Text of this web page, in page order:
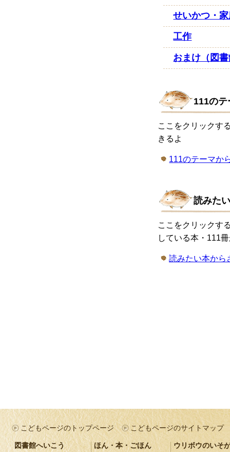
せいかつ・
工作
おまけ（図
111の
ここをクリックす
きるよ
111のテーマか
読みた
ここをクリックす
している本・111
読みたい本から
こどもページのトップページ こどもページのサイトマップ
図書館へいこう ほん・本・ごほん ウリボウのいそ